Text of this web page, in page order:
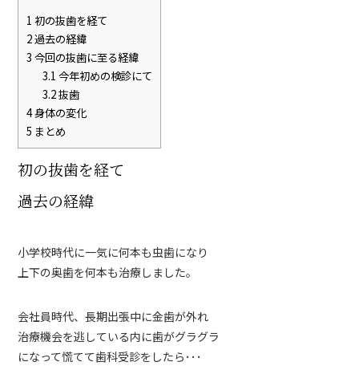
1 初の抜歯を経て
2過去の経緯
3 今回の抜歯に至る経緯
3.1 今年初めの検診にて
3.2抜歯
4身体の変化
5 まとめ
初の抜歯を経て
過去の経緯
小学校時代に一気に何本も虫歯になり
上下の奥歯を何本も治療しました。
会社員時代、長期出張中に金歯が外れ
治療機会を逃している内に歯がグラグラ
になって慌てて歯科受診をしたら･･･